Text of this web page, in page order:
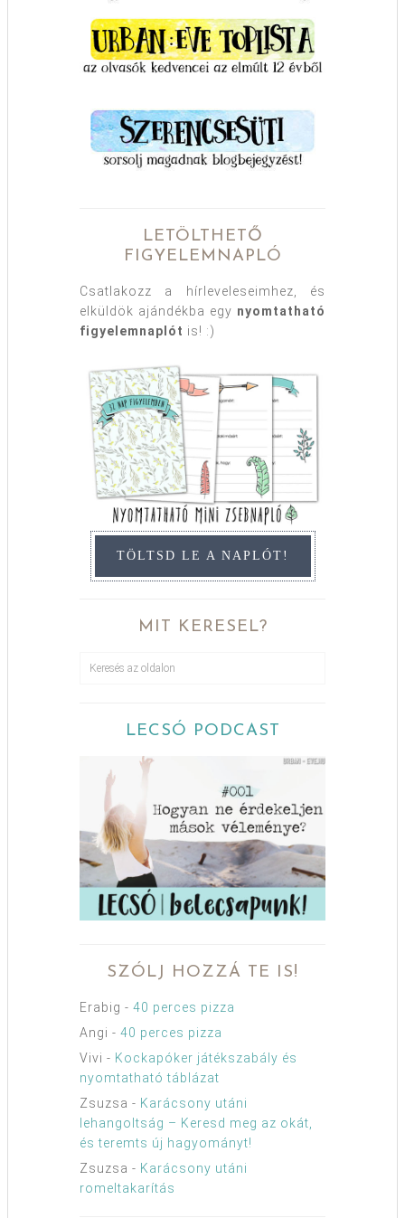
LETÖLTHETŐ
FIGYELEMNAPLÓ
Csatlakozz a hírleveleseimhez, és
elküldök ajándékba egy nyomtatható
figyelemnaplót is! :)
TÖLTSD LE A NAPLÓT!
MIT KERESEL?
LECSÓ PODCAST
SZÓLJ HOZZÁ TE IS!
Erabig - 40 perces pizza
Angi - 40 perces pizza
Vivi - Kockapóker játékszabály és
nyomtatható táblázat
Zsuzsa - Karácsony utáni
lehangoltság – Keresd meg az okát,
és teremts új hagyományt!
Zsuzsa - Karácsony utáni
romeltakarítás